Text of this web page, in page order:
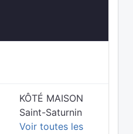
KÔTÉ MAISON
Saint-Saturnin
Voir toutes les